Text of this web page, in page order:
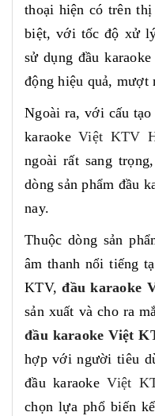
thoại hiện có trên
biệt, với tốc độ xử
sử dụng đầu karaoke
động hiệu quả, mượt
Ngoài ra, với cấu
karaokeViệt KTV
ngoài rất sang
dòng sản phẩm đầu
nay.
Thuộc dòng sản
âm thanh nổi tiếng
KTV,đầu karaoke
sản xuất và cho ra
đầu karaoke Việt
hợp với người tiêu
đầu karaokeViệt
chọn lựa phổ biến